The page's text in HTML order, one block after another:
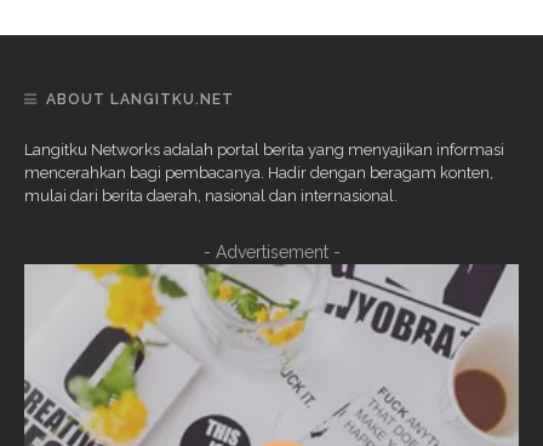
ABOUT LANGITKU.NET
Langitku Networks adalah portal berita yang menyajikan informasi
mencerahkan bagi pembacanya. Hadir dengan beragam konten,
mulai dari berita daerah, nasional dan internasional.
- Advertisement -